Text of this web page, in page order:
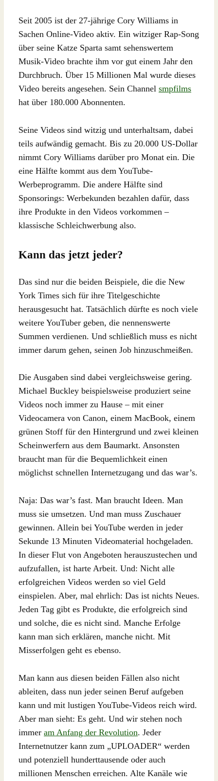
Seit 2005 ist der 27-jährige Cory Williams in
Sachen Online-Video aktiv. Ein witziger Rap-Song
über seine Katze Sparta samt sehenswertem
Musik-Video brachte ihm vor gut einem Jahr den
Durchbruch. Über 15 Millionen Mal wurde dieses
Video bereits angesehen. Sein Channel smpfilms
hat über 180.000 Abonnenten.
Seine Videos sind witzig und unterhaltsam, dabei
teils aufwändig gemacht. Bis zu 20.000 US-Dollar
nimmt Cory Williams darüber pro Monat ein. Die
eine Hälfte kommt aus dem YouTube-
Werbeprogramm. Die andere Hälfte sind
Sponsorings: Werbekunden bezahlen dafür, dass
ihre Produkte in den Videos vorkommen –
klassische Schleichwerbung also.
Kann das jetzt jeder?
Das sind nur die beiden Beispiele, die die New
York Times sich für ihre Titelgeschichte
herausgesucht hat. Tatsächlich dürfte es noch viele
weitere YouTuber geben, die nennenswerte
Summen verdienen. Und schließlich muss es nicht
immer darum gehen, seinen Job hinzuschmeißen.
Die Ausgaben sind dabei vergleichsweise gering.
Michael Buckley beispielsweise produziert seine
Videos noch immer zu Hause – mit einer
Videocamera von Canon, einem MacBook, einem
grünen Stoff für den Hintergrund und zwei kleinen
Scheinwerfern aus dem Baumarkt. Ansonsten
braucht man für die Bequemlichkeit einen
möglichst schnellen Internetzugang und das war’s.
Naja: Das war’s fast. Man braucht Ideen. Man
muss sie umsetzen. Und man muss Zuschauer
gewinnen. Allein bei YouTube werden in jeder
Sekunde 13 Minuten Videomaterial hochgeladen.
In dieser Flut von Angeboten herauszustechen und
aufzufallen, ist harte Arbeit. Und: Nicht alle
erfolgreichen Videos werden so viel Geld
einspielen. Aber, mal ehrlich: Das ist nichts Neues.
Jeden Tag gibt es Produkte, die erfolgreich sind
und solche, die es nicht sind. Manche Erfolge
kann man sich erklären, manche nicht. Mit
Misserfolgen geht es ebenso.
Man kann aus diesen beiden Fällen also nicht
ableiten, dass nun jeder seinen Beruf aufgeben
kann und mit lustigen YouTube-Videos reich wird.
Aber man sieht: Es geht. Und wir stehen noch
immer am Anfang der Revolution. Jeder
Internetnutzer kann zum „UPLOADER“ werden
und potenziell hunderttausende oder auch
millionen Menschen erreichen. Alte Kanäle wie